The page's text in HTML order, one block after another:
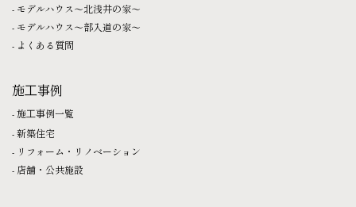
モデルハウス〜北浅井の家〜
モデルハウス〜部入道の家〜
よくある質問
施⼯事例
施⼯事例一覧
新築住宅
リフォーム・リノベーション
店舗・公共施設